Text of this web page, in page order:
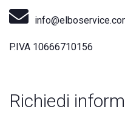
P.IVA 10666710156
Richiedi